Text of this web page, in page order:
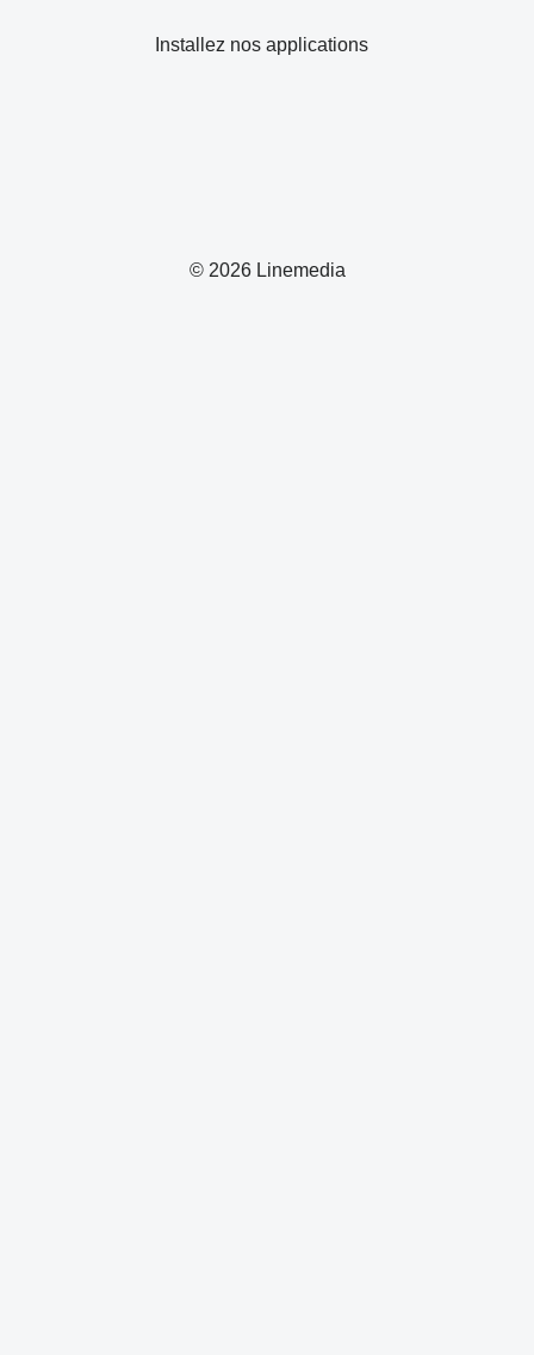
© 2026 Linemedia
Installez nos applications